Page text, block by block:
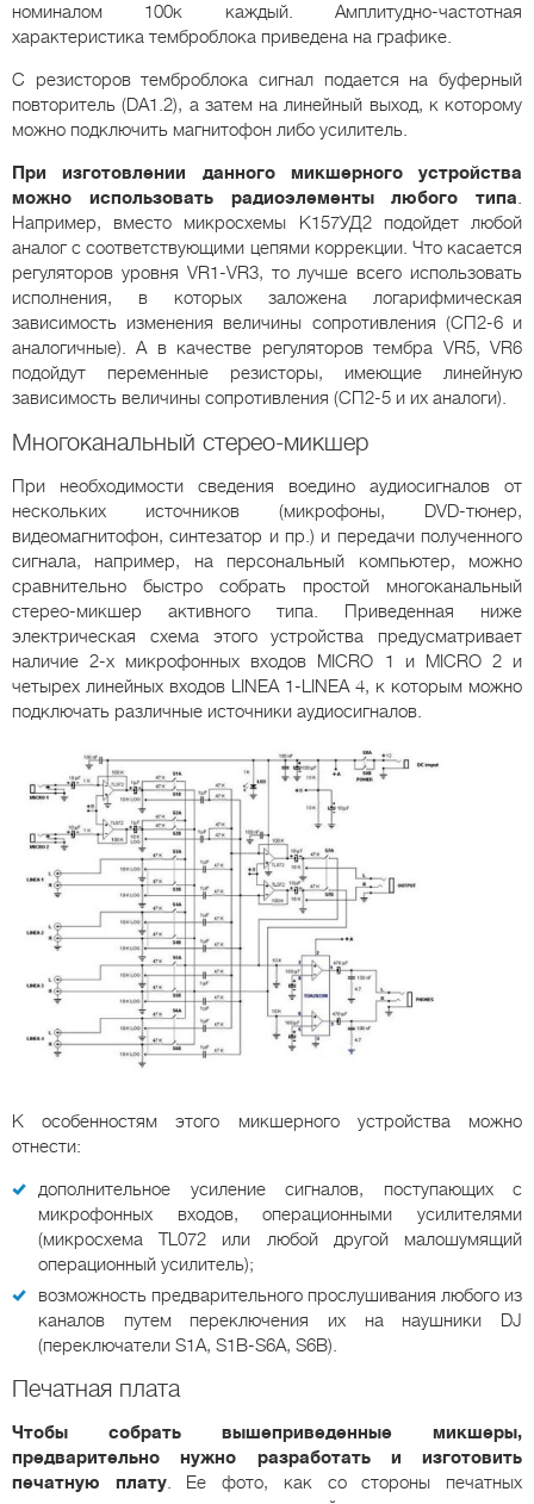
номиналом 100к каждый. Амплитудно-частотная
характеристика темброблока приведена на графике.
С резисторов темброблока сигнал подается на буферный
повторитель (DA1.2), а затем на линейный выход, к которому
можно подключить магнитофон либо усилитель.
При изготовлении данного микшерного устройства
можно использовать радиоэлементы любого типа.
Например, вместо микросхемы К157УД2 подойдет любой
аналог с соответствующими цепями коррекции. Что касается
регуляторов уровня VR1-VR3, то лучше всего использовать
исполнения, в которых заложена логарифмическая
зависимость изменения величины сопротивления (СП2-6 и
аналогичные). А в качестве регуляторов тембра VR5, VR6
подойдут переменные резисторы, имеющие линейную
зависимость величины сопротивления (СП2-5 и их аналоги).
Многоканальный стерео-микшер
При необходимости сведения воедино аудиосигналов от
нескольких источников (микрофоны, DVD-тюнер,
видеомагнитофон, синтезатор и пр.) и передачи полученного
сигнала, например, на персональный компьютер, можно
сравнительно быстро собрать простой многоканальный
стерео-микшер активного типа. Приведенная ниже
электрическая схема этого устройства предусматривает
наличие 2-х микрофонных входов MICRO 1 и MICRO 2 и
четырех линейных входов LINEA 1-LINEA 4, к которым можно
подключать различные источники аудиосигналов.
К особенностям этого микшерного устройства можно
отнести:
дополнительное усиление сигналов, поступающих с
микрофонных входов, операционными усилителями
(микросхема TL072 или любой другой малошумящий
операционный усилитель);
возможность предварительного прослушивания любого из
каналов путем переключения их на наушники DJ
(переключатели S1A, S1B-S6A, S6B).
Печатная плата
Чтобы собрать вышеприведенные микшеры,
предварительно нужно разработать и изготовить
печатную плату. Ее фото, как со стороны печатных